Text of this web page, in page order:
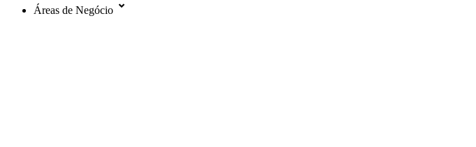
Áreas de Negócio